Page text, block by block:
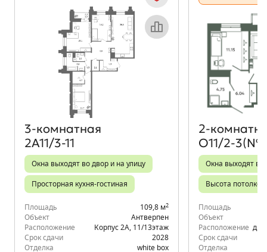
Объект месяца
3‑комнатная
2А11/3-11
Окна выходят во двор и на улицу
Просторная кухня-гостиная
Площадь 109,8 м2
Объект
Антверпен
Расположение
Корпус 2А 11/13этаж
Срок сдачи
2028
Отделка
white box
О11/2-
Окна выходят во
Высота
Площадь
Объект
Расположение
Срок сдачи
Отделка